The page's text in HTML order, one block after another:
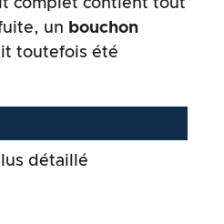
complet contient tout
un bouchon
toutefois été
détaillé